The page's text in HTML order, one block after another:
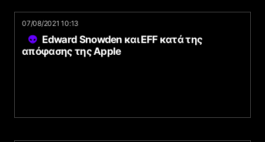
07/08/2021 10:13
Edward Snowden και EFF κατά της
απόφασης της Apple